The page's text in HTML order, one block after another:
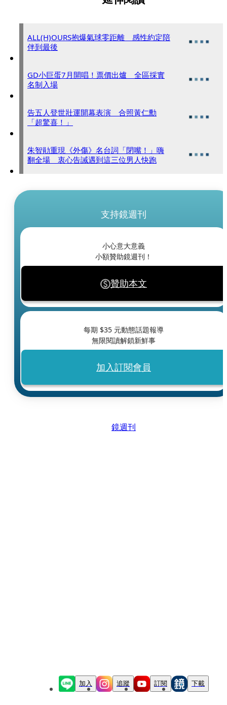
ALL(H)OURS抱爆氣球零距離 感性約定陪
伴到最後
GD小巨蛋7月開唱！票價出爐 全區採實
名制入場
告五人登世壯運開幕表演 合照黃仁勳
「超驚喜！」
朱智勛重現《外傷》名台詞「閉嘴！」嗨
翻全場 衷心告誡遇到這三位男人快跑
支持鏡週刊
小心意大意義
小額贊助鏡週刊！
贊助本文
每期 $35 元動態話題報導
無限閱讀解鎖新鮮事
加入訂閱會員
鏡週刊
加入 追蹤 訂閱 下載